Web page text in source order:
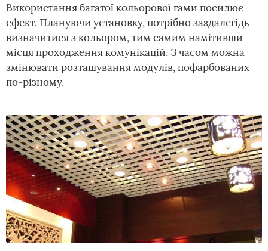
Використання багатої кольорової гами посилює
ефект. Плануючи установку, потрібно заздалегідь
визначитися з кольором, тим самим намітивши
місця проходження комунікацій. З часом можна
змінювати розташування модулів, пофарбованих
по-різному.